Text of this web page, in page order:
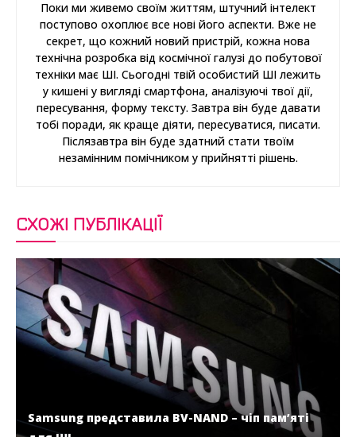
Поки ми живемо своїм життям, штучний інтелект
поступово охоплює все нові його аспекти. Вже не
секрет, що кожний новий пристрій, кожна нова
технічна розробка від космічної галузі до побутової
техніки має ШІ. Сьогодні твій особистий ШІ лежить
у кишені у вигляді смартфона, аналізуючі твої дії,
пересування, форму тексту. Завтра він буде давати
тобі поради, як краще діяти, пересуватися, писати.
Післязавтра він буде здатний стати твоїм
незамінним помічником у прийнятті рішень.
СХОЖІ ПУБЛІКАЦІЇ
Samsung представила BV-NAND – чіп пам’яті